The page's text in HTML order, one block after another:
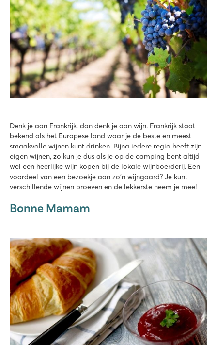
Denk je aan Frankrijk, dan denk je aan wijn. Frankrijk staat
bekend als het Europese land waar je de beste en meest
smaakvolle wijnen kunt drinken. Bijna iedere regio heeft zijn
eigen wijnen, zo kun je dus als je op de camping bent altijd
wel een heerlijke wijn kopen bij de lokale wijnboerderij. Een
voordeel van een bezoekje aan zo'n wijngaard? Je kunt
verschillende wijnen proeven en de lekkerste neem je mee!
Bonne Mamam